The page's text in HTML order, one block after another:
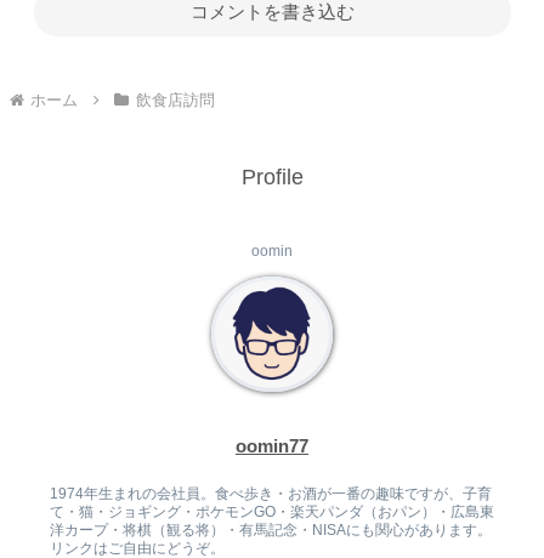
コメントを書き込む
ホーム 飲食店訪問
Profile
oomin
oomin77
1974年生まれの会社員。食べ歩き・お酒が一番の趣味ですが、子育
て・猫・ジョギング・ポケモンGO・楽天パンダ（おパン）・広島東
洋カープ・将棋（観る将）・有馬記念・NISAにも関心があります。
リンクはご自由にどうぞ。